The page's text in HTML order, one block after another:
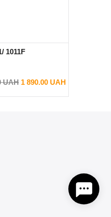
1011F
UAH 1 890.00 UAH